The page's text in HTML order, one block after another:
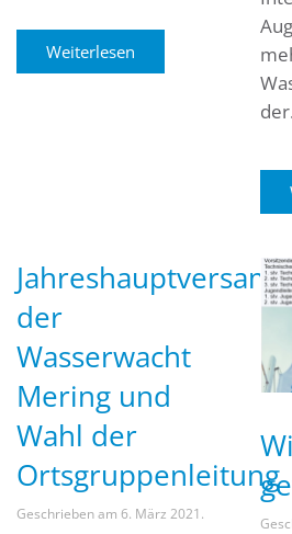
Weiterlesen
der
Wasserwacht
Mering und
Wahl der
Ortsgruppenleitung
Geschrieben am 6. März 2021 .